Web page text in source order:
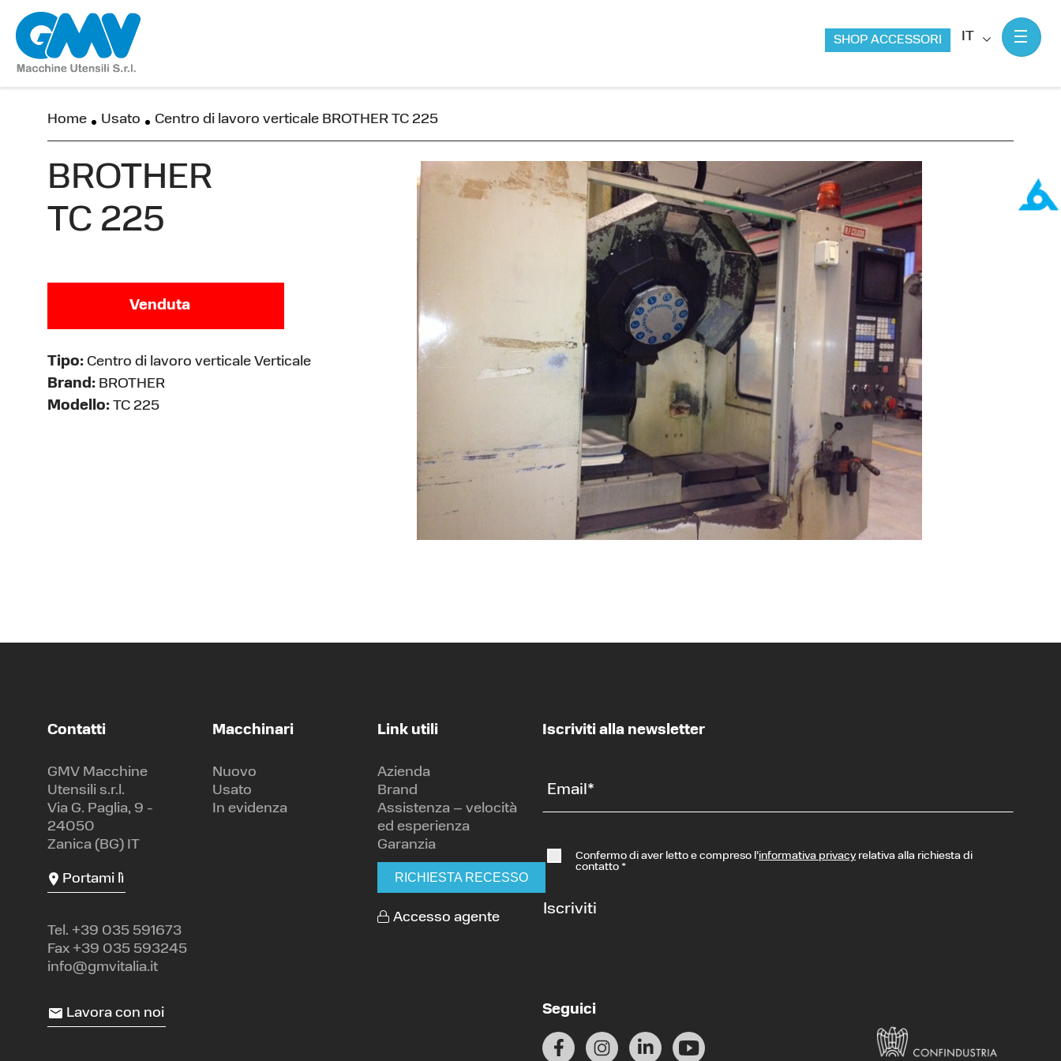
IT
SHOP ACCESSORI
Home Usato Centro di lavoro verticale BROTHER TC 225
BROTHER
TC 225
Venduta
Tipo: Centro di lavoro verticale Verticale
Brand: BROTHER
Modello: TC 225
Contatti
GMV Macchine
Utensili s.r.l.
Via G. Paglia, 9 -
24050
Zanica (BG) IT
Portami lì
Tel. +39 035 591673
Fax +39 035 593245
info@gmvitalia.it
Lavora con noi
Macchinari
Nuovo
Usato
In evidenza
Link utili
Azienda
Brand
Assistenza – velocità
ed esperienza
Garanzia
RICHIESTA RECESSO
Accesso agente
Iscriviti alla newsletter
Email*
Confermo di aver letto e compreso l’informativa privacyrelativa alla richiesta di
contatto *
Iscriviti
Seguici